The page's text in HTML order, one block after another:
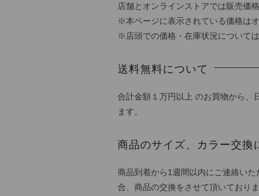
店舗とオンラインストアでは販売価
※本ページに表示されている価格は
※店頭での価格・在庫状況について
送料無料について
合計金額１万円以上 のお買物から、
ます。
商品のサイズ、カラー交換
商品到着から1週間以内にご連絡い
合、商品の交換をさせて頂いておりま